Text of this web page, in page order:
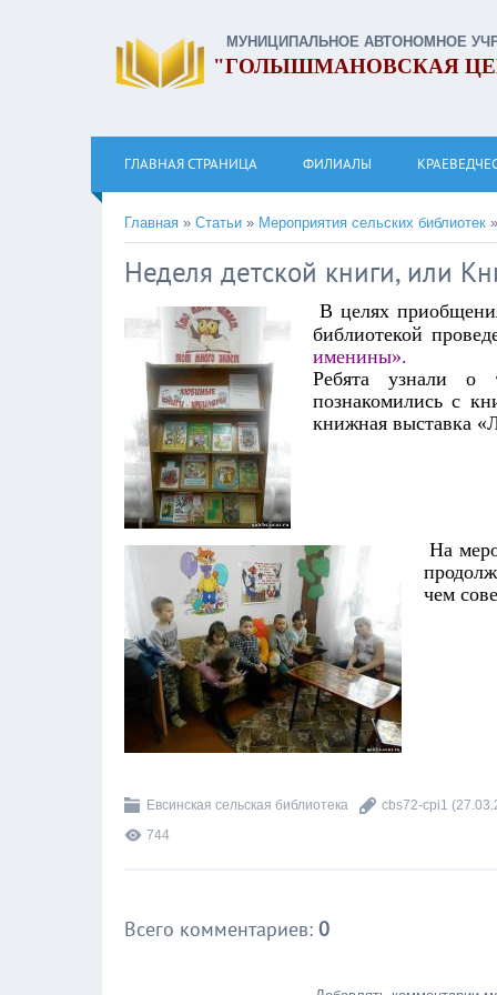
МУНИЦИПАЛЬНОЕ АВТОНОМНОЕ
"ГОЛЫШМАНОВСКАЯ
ГЛАВНАЯ СТРАНИЦА ФИЛИАЛЫ
Главная » Статьи » Мероприятия сельских библиотек »
Неделя детской книги, или
В целях
библиотекой
именины».
Ребята узнали о
познакомились с
книжная выставка
На
чем
Евсинская сельская библиотека cbs72-cpi1
744
Всего комментариев: 0